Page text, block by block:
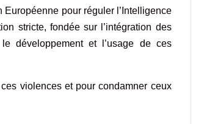
Européenne pour réguler l’Intelligence
stricte, fondée sur l’intégration des
développement et l’usage de ces
violences et pour condamner ceux